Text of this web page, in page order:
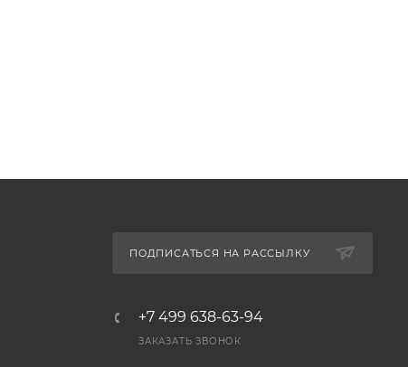
ПОДПИСАТЬСЯ НА РАССЫЛКУ
+7 499 638-63-94
ЗАКАЗАТЬ ЗВОНОК